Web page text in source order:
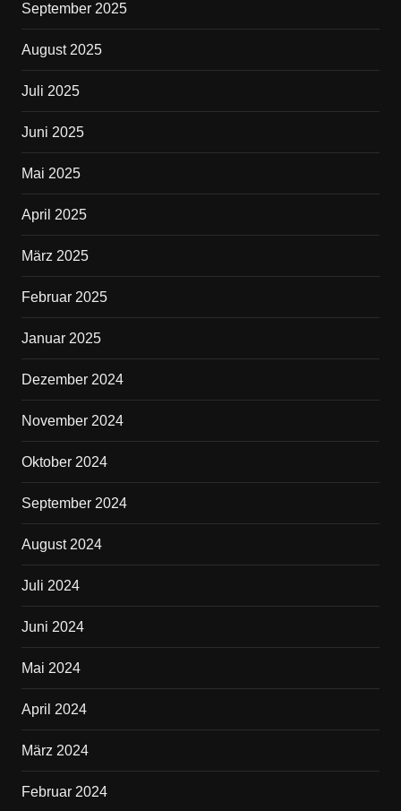
September 2025
August 2025
Juli 2025
Juni 2025
Mai 2025
April 2025
März 2025
Februar 2025
Januar 2025
Dezember 2024
November 2024
Oktober 2024
September 2024
August 2024
Juli 2024
Juni 2024
Mai 2024
April 2024
März 2024
Februar 2024